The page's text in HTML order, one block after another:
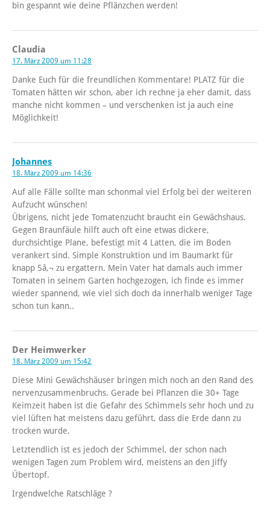
bin gespannt wie deine Pflänzchen werden!
Claudia
17. März 2009 um 11:28
Danke Euch für die freundlichen Kommentare! PLATZ für die
Tomaten hätten wir schon, aber ich rechne ja eher damit, dass
manche nicht kommen – und verschenken ist ja auch eine
Möglichkeit!
Johannes
18. März 2009 um 14:36
Auf alle Fälle sollte man schonmal viel Erfolg bei der weiteren
Aufzucht wünschen!
Übrigens, nicht jede Tomatenzucht braucht ein Gewächshaus.
Gegen Braunfäule hilft auch oft eine etwas dickere,
durchsichtige Plane, befestigt mit 4 Latten, die im Boden
verankert sind. Simple Konstruktion und im Baumarkt für
knapp 5â‚¬ zu ergattern. Mein Vater hat damals auch immer
Tomaten in seinem Garten hochgezogen, ich finde es immer
wieder spannend, wie viel sich doch da innerhalb weniger Tage
schon tun kann..
Der Heimwerker
18. März 2009 um 15:42
Diese Mini Gewächshäuser bringen mich noch an den Rand des
nervenzusammenbruchs. Gerade bei Pflanzen die 30+ Tage
Keimzeit haben ist die Gefahr des Schimmels sehr hoch und zu
viel lüften hat meistens dazu geführt, dass die Erde dann zu
trocken wurde.
Letztendlich ist es jedoch der Schimmel, der schon nach
wenigen Tagen zum Problem wird, meistens an den Jiffy
Übertopf.
Irgendwelche Ratschläge ?